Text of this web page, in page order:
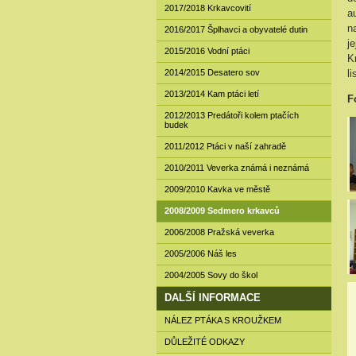
2017/2018 Krkavcovití
2016/2017 Šplhavci a obyvatelé dutin
2015/2016 Vodní ptáci
2014/2015 Desatero sov
2013/2014 Kam ptáci letí
2012/2013 Predátoři kolem ptačích
budek
2011/2012 Ptáci v naší zahradě
2010/2011 Veverka známá i neznámá
2009/2010 Kavka ve městě
2008/2009 Sedmero krkavců
2006/2008 Pražská veverka
2005/2006 Náš les
2004/2005 Sovy do škol
DALŠÍ INFORMACE
NÁLEZ PTÁKA S KROUŽKEM
DŮLEŽITÉ ODKAZY